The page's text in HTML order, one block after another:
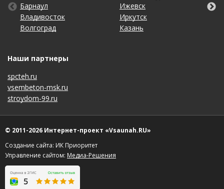
Барнаул
Владивосток
Волгоград
Ижевск
Иркутск
Казань
Киров
Краснодар
Красноярск
Набережные Челны
Нижний Новгород
Новосибирск
Пенза
Пермь
Ростов-на-Дону
Санкт-Петербург
Саратов
Ставрополь
Тула
Тюмень
Ульяновск
Чебоксары
Челябинск
Ярославль
Наши партнеры
spcteh.ru
vsembeton-msk.ru
stroydom-99.ru
© 2011-2026 Интернет-проект «Vsaunah.RU»
Создание сайта: ИК Приоритет
Управление сайтом: Медиа-Решения